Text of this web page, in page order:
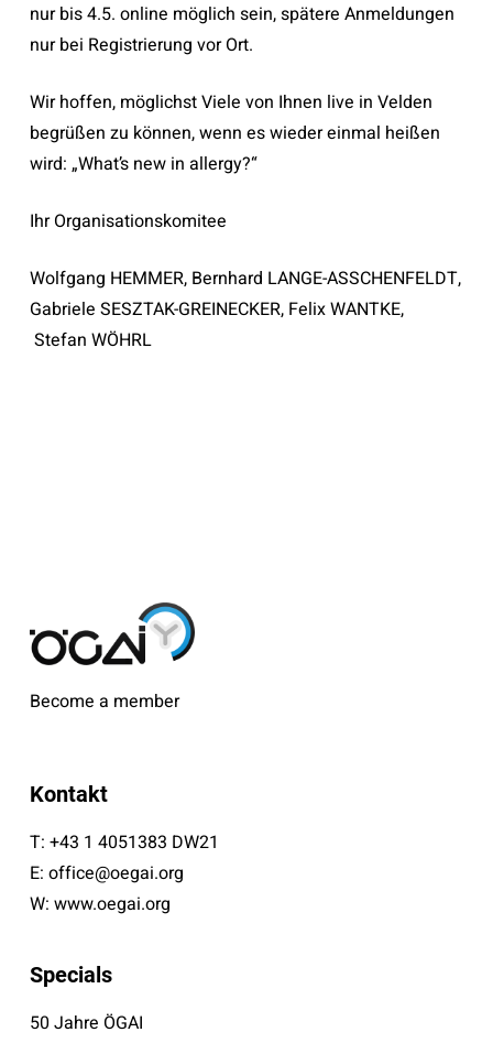
nur bis 4.5. online möglich sein, spätere Anmeldungen
nur bei Registrierung vor Ort.
Wir hoffen, möglichst Viele von Ihnen live in Velden
begrüßen zu können, wenn es wieder einmal heißen
wird: „What’s new in allergy?“
Ihr Organisationskomitee
Wolfgang HEMMER, Bernhard LANGE-ASSCHENFELDT,
Gabriele SESZTAK-GREINECKER, Felix WANTKE,
Stefan WÖHRL
Become a member
Kontakt
T: +43 1 4051383 DW21
E: office@oegai.org
W: www.oegai.org
Specials
50 Jahre ÖGAI